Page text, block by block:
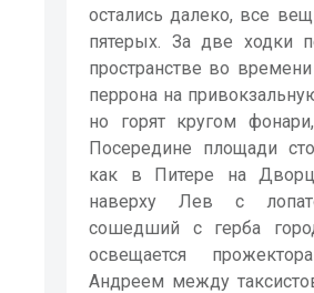
остались далеко, все
пятерых. За две ходки
пространстве во времени
перрона на
но горят кругом
Посередине площади
как в Питере на
наверху Лев с
сошедший с герба
освещается
Андреем между